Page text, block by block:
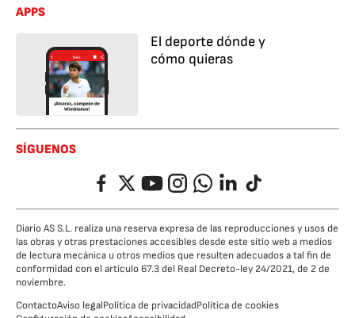
APPS
El deporte dónde y
cómo quieras
SÍGUENOS
FacebookTwitterYouTubeInstagramWhatsappLinkedIn
TikTok
Diario AS S.L. realiza una reserva expresa de las reproducciones y usos de
las obras y otras prestaciones accesibles desde este sitio web a medios
de lectura mecánica u otros medios que resulten adecuados a tal fin de
conformidad con el artículo 67.3 del Real Decreto-ley 24/2021, de 2 de
noviembre.
ContactoAviso legalPolítica de privacidadPolítica de cookies